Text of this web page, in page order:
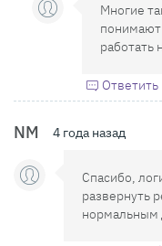
Многие
работать
Ответить
NM 4 года назад
Спасибо,
развернуть
нормальным